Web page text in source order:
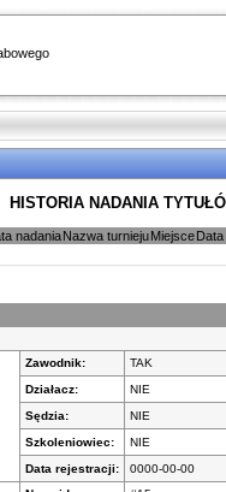
HISTORIA NADANIA
nadaniaNazwa turniejuMiejsce
Zawodnik:
TAK
Działacz:
NIE
Sędzia:
NIE
Szkoleniowiec:
NIE
Data rejestracji:
0000-00-00